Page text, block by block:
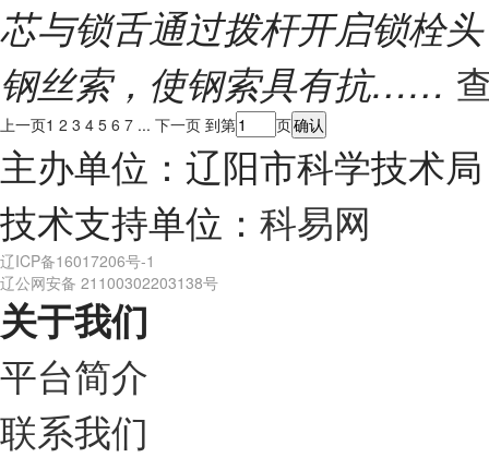
芯与锁舌通过拨杆开启锁栓
钢丝索，使钢索具有抗……
上一页1 2 3 4 5 6 7 ... 下一页 到第 页
主办单位：辽阳市科学技术局
技术支持单位： 科易网
辽ICP备16017206号-1
辽公网安备 21100302203138号
关于我们
平台简介
联系我们